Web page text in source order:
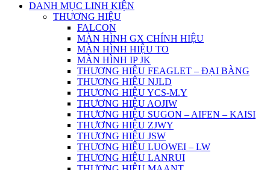
DANH MỤC LINH KIỆN
THƯƠNG HIỆU
FALCON
MÀN HÌNH GX CHÍNH HIỆU
MÀN HÌNH HIỆU TO
MÀN HÌNH IP JK
THƯƠNG HIỆU FEAGLET – ĐẠI BÀNG
THƯƠNG HIỆU NJLD
THƯƠNG HIỆU YCS-M.Y
THƯƠNG HIỆU AOJIW
THƯƠNG HIỆU SUGON – AIFEN – KAISI
THƯƠNG HIỆU ZJWY
THƯƠNG HIỆU JSW
THƯƠNG HIỆU LUOWEI – LW
THƯƠNG HIỆU LANRUI